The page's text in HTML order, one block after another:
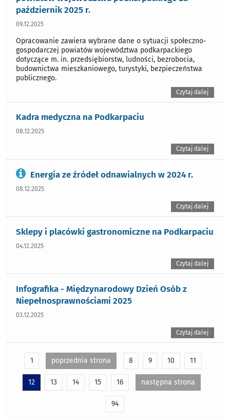
październik 2025 r.
09.12.2025
Opracowanie zawiera wybrane dane o sytuacji społeczno-
gospodarczej powiatów województwa podkarpackiego
dotyczące m. in. przedsiębiorstw, ludności, bezrobocia,
budownictwa mieszkaniowego, turystyki, bezpieczeństwa
publicznego.
Czytaj dalej
Kadra medyczna na Podkarpaciu
08.12.2025
Czytaj dalej
Energia ze źródeł odnawialnych w 2024 r.
08.12.2025
Czytaj dalej
Sklepy i placówki gastronomiczne na Podkarpaciu
04.12.2025
Czytaj dalej
Infografika - Międzynarodowy Dzień Osób z
Niepełnosprawnościami 2025
03.12.2025
Czytaj dalej
1 poprzednia strona 8 9 10 11
12 13 14 15 16 następna strona
94